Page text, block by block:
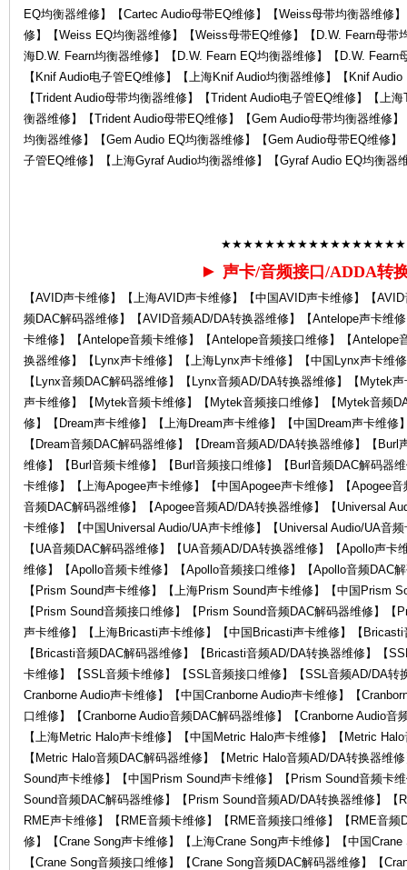
EQ均衡器维修】【Cartec Audio母带EQ维修】【Weiss母带均衡器维修
修】【Weiss EQ均衡器维修】【Weiss母带EQ维修】【D.W. Fearn母带
海D.W. Fearn均衡器维修】【D.W. Fearn EQ均衡器维修】【D.W.
【Knif Audio电子管EQ维修】【上海Knif Audio均衡器维修】【Knif
【Trident Audio母带均衡器维修】【Trident Audio电子管EQ维修】【上
衡器维修】【Trident Audio母带EQ维修】【Gem Audio母带均衡器维修
均衡器维修】【Gem Audio EQ均衡器维修】【Gem Audio母带EQ维修
子管EQ维修】【上海Gyraf Audio均衡器维修】【Gyraf Audio EQ均衡器
► 声卡/音频接口/ADDA转
【AVID声卡维修】【上海AVID声卡维修】【中国AVID声卡维修】【
频DAC解码器维修】【AVID音频AD/DA转换器维修】【Antelope声卡维
卡维修】【Antelope音频卡维修】【Antelope音频接口维修】【Antelope
换器维修】【Lynx声卡维修】【上海Lynx声卡维修】【中国Lynx声卡维
【Lynx音频DAC解码器维修】【Lynx音频AD/DA转换器维修】【Mytek
声卡维修】【Mytek音频卡维修】【Mytek音频接口维修】【Mytek音频
修】【Dream声卡维修】【上海Dream声卡维修】【中国Dream声卡维
【Dream音频DAC解码器维修】【Dream音频AD/DA转换器维修】【
维修】【Burl音频卡维修】【Burl音频接口维修】【Burl音频DAC解码器
卡维修】【上海Apogee声卡维修】【中国Apogee声卡维修】【Apogee
音频DAC解码器维修】【Apogee音频AD/DA转换器维修】【Universal
卡维修】【中国Universal Audio/UA声卡维修】【Universal Audio/UA音
【UA音频DAC解码器维修】【UA音频AD/DA转换器维修】【Apollo声
维修】【Apollo音频卡维修】【Apollo音频接口维修】【Apollo音频DAC
【Prism Sound声卡维修】【上海Prism Sound声卡维修】【中国Prism
【Prism Sound音频接口维修】【Prism Sound音频DAC解码器维修】
声卡维修】【上海Bricasti声卡维修】【中国Bricasti声卡维修】【
【Bricasti音频DAC解码器维修】【Bricasti音频AD/DA转换器维修】【
卡维修】【SSL音频卡维修】【SSL音频接口维修】【SSL音频AD/DA转
Cranborne Audio声卡维修】【中国Cranborne Audio声卡维修】【
口维修】【Cranborne Audio音频DAC解码器维修】【Cranborne Audio
【上海Metric Halo声卡维修】【中国Metric Halo声卡维修】【Metric
【Metric Halo音频DAC解码器维修】【Metric Halo音频AD/DA转换器维
Sound声卡维修】【中国Prism Sound声卡维修】【Prism Sound音频卡
Sound音频DAC解码器维修】【Prism Sound音频AD/DA转换器维修】【
RME声卡维修】【RME音频卡维修】【RME音频接口维修】【RME音
修】【Crane Song声卡维修】【上海Crane Song声卡维修】【中国
【Crane Song音频接口维修】【Crane Song音频DAC解码器维修】【